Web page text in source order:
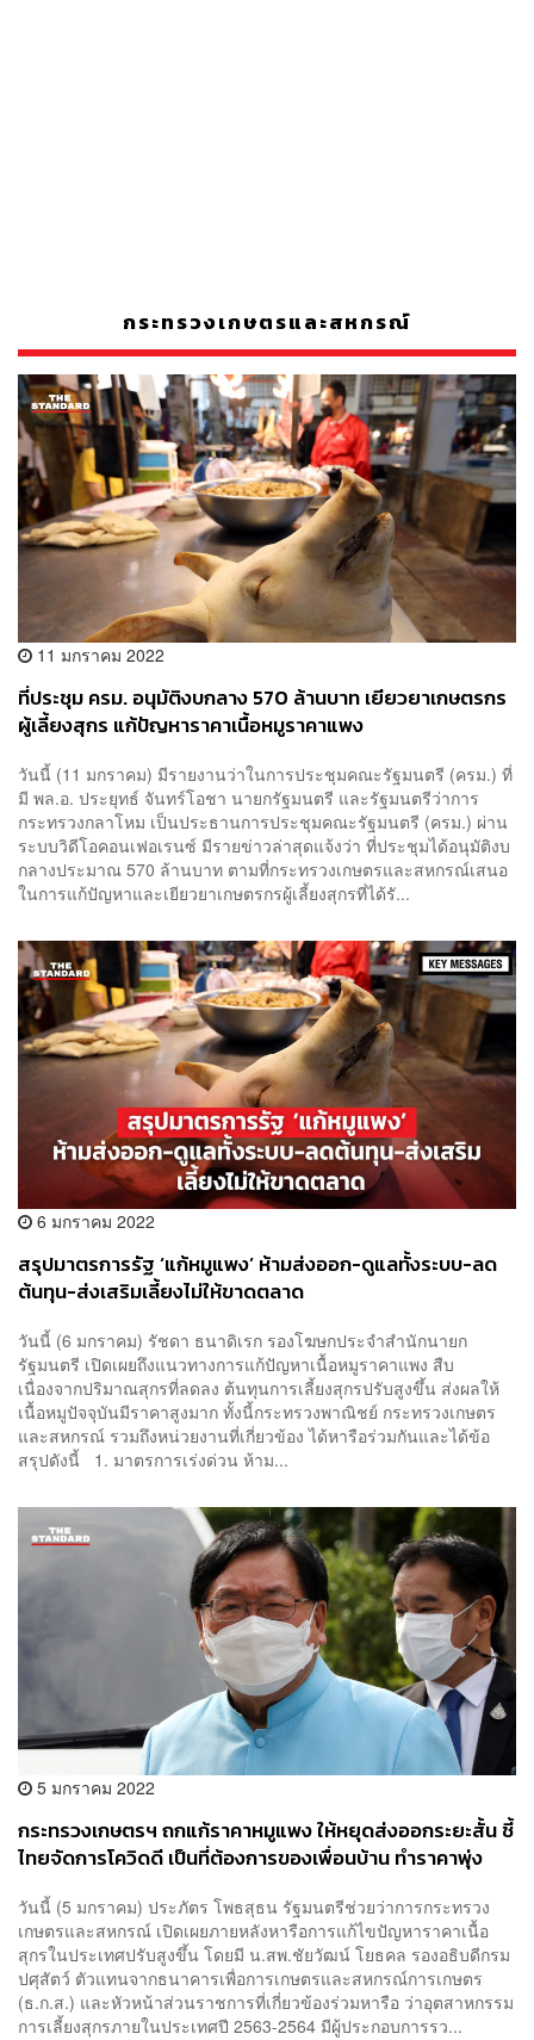
กระทรวงเกษตรและสหกรณ์
11 มกราคม 2022
ที่ประชุม ครม. อนุมัติงบกลาง 570 ล้านบาท เยียวยาเกษตรกร
ผู้เลี้ยงสุกร แก้ปัญหาราคาเนื้อหมูราคาแพง
วันนี้ (11 มกราคม) มีรายงานว่าในการประชุมคณะรัฐมนตรี (ครม.) ที่
มี พล.อ. ประยุทธ์ จันทร์โอชา นายกรัฐมนตรี และรัฐมนตรีว่าการ
กระทรวงกลาโหม เป็นประธานการประชุมคณะรัฐมนตรี (ครม.) ผ่าน
ระบบวิดีโอคอนเฟอเรนซ์ มีรายข่าวล่าสุดแจ้งว่า ที่ประชุมได้อนุมัติงบ
กลางประมาณ 570 ล้านบาท ตามที่กระทรวงเกษตรและสหกรณ์เสนอ
ในการแก้ปัญหาและเยียวยาเกษตรกรผู้เลี้ยงสุกรที่ได้รั...
6 มกราคม 2022
สรุปมาตรการรัฐ ‘แก้หมูแพง’ ห้ามส่งออก-ดูแลทั้งระบบ-ลด
ต้นทุน-ส่งเสริมเลี้ยงไม่ให้ขาดตลาด
วันนี้ (6 มกราคม) รัชดา ธนาดิเรก รองโฆษกประจำสำนักนายก
รัฐมนตรี เปิดเผยถึงแนวทางการแก้ปัญหาเนื้อหมูราคาแพง สืบ
เนื่องจากปริมาณสุกรที่ลดลง ต้นทุนการเลี้ยงสุกรปรับสูงขึ้น ส่งผลให้
เนื้อหมูปัจจุบันมีราคาสูงมาก ทั้งนี้กระทรวงพาณิชย์ กระทรวงเกษตร
และสหกรณ์ รวมถึงหน่วยงานที่เกี่ยวข้อง ได้หารือร่วมกันและได้ข้อ
สรุปดังนี้ 1. มาตรการเร่งด่วน ห้าม...
5 มกราคม 2022
กระทรวงเกษตรฯ ถกแก้ราคาหมูแพง ให้หยุดส่งออกระยะสั้น ชี้
ไทยจัดการโควิดดี เป็นที่ต้องการของเพื่อนบ้าน ทำราคาพุ่ง
วันนี้ (5 มกราคม) ประภัตร โพธสุธน รัฐมนตรีช่วยว่าการกระทรวง
เกษตรและสหกรณ์ เปิดเผยภายหลังหารือการแก้ไขปัญหาราคาเนื้อ
สุกรในประเทศปรับสูงขึ้น โดยมี น.สพ.ชัยวัฒน์ โยธคล รองอธิบดีกรม
ปศุสัตว์ ตัวแทนจากธนาคารเพื่อการเกษตรและสหกรณ์การเกษตร
(ธ.ก.ส.) และหัวหน้าส่วนราชการที่เกี่ยวข้องร่วมหารือ ว่าอุตสาหกรรม
การเลี้ยงสุกรภายในประเทศปี 2563-2564 มีผู้ประกอบการรว...